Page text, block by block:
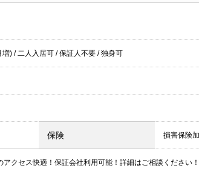
増) / 二人入居可 /保証人不要 /独身可
保険 損害保険加
クセス快適！保証会社利用可能！詳細はご相談ください